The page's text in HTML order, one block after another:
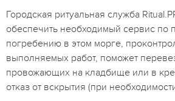
Городская ритуальная служба
обеспечить необходимый сервис по
погребению в этом морге,
выполняемых работ, поможет
провожающих на кладбище или в
отказ от вскрытия (при